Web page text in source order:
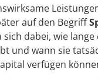
auf den Begriff
dabei, wie lange
und wann sie
verfügen